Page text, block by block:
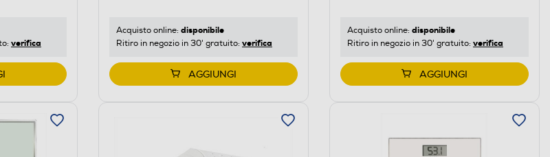
verifica
Acquisto online: disponibile
Ritiro in negozio in 30' gratuito: verifica
AGGIUNGI
Acquisto online: disponibile
Ritiro in negozio in 30' gratuito: verifica
AGGIUNGI